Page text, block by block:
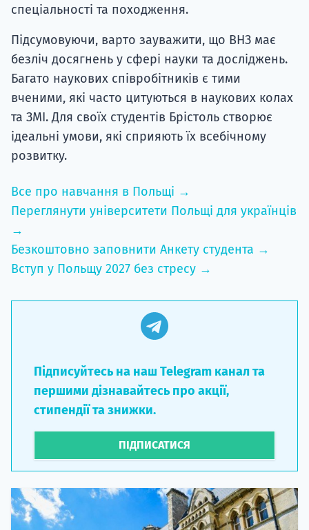
спеціальності та походження.
Підсумовуючи, варто зауважити, що ВНЗ має
безліч досягнень у сфері науки та досліджень.
Багато наукових співробітників є тими
вченими, які часто цитуються в наукових колах
та ЗМІ. Для своїх студентів Брістоль створює
ідеальні умови, які сприяють їх всебічному
розвитку.
Все про навчання в Польщі →
Переглянути університети Польщі для українців
→
Безкоштовно заповнити Анкету студента →
Вступ у Польщу 2027 без стресу →
Підписуйтесь на наш Telegram канал та
першими дізнавайтесь про акції,
стипендії та знижки.
ПІДПИСАТИСЯ